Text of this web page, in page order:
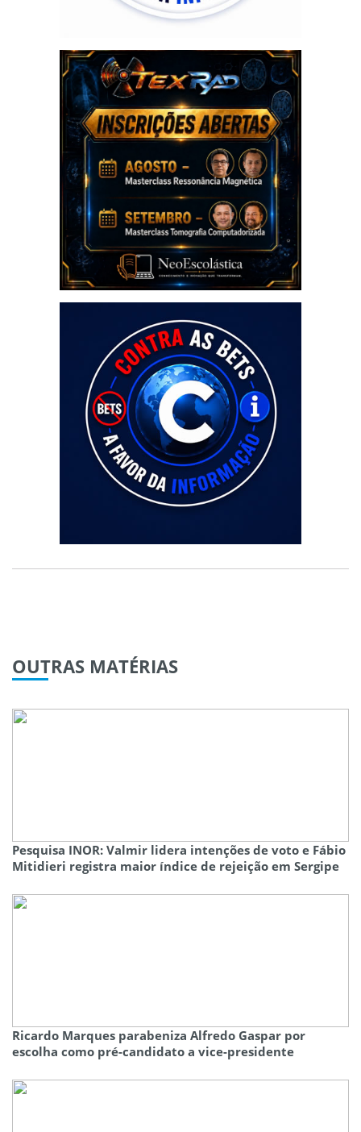
OUTRAS MATÉRIAS
Pesquisa INOR: Valmir lidera intenções de voto e Fábio
Mitidieri registra maior índice de rejeição em Sergipe
Ricardo Marques parabeniza Alfredo Gaspar por
escolha como pré-candidato a vice-presidente